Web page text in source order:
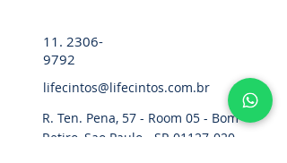
11. 2306-
9792
lifecintos@lifecintos.com.br
R. Ten. Pena, 57 - Room 05 - Bom
Retiro, Sao Paulo - SP, 01127-020